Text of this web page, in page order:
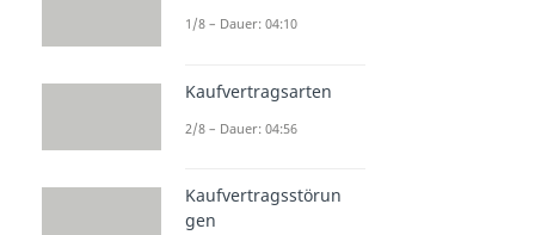
1/8 – Dauer: 04:10
Kaufvertragsarten
2/8 – Dauer: 04:56
Kaufvertragsstörun
gen